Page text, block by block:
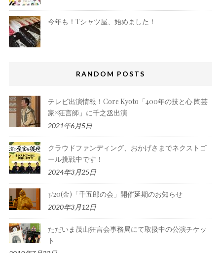
今年も！Tシャツ屋、始めました！
RANDOM POSTS
テレビ出演情報！Core Kyoto「400年の技と心 陶芸
家×狂言師」に千之丞出演
2021年6月5日
クラウドファンディング、おかげさまでネクストゴ
ール挑戦中です！
2024年3月25日
3/20(金)「千五郎の会」開催延期のお知らせ
2020年3月12日
ただいま茂山狂言会事務局にて取扱中の公演チケッ
ト